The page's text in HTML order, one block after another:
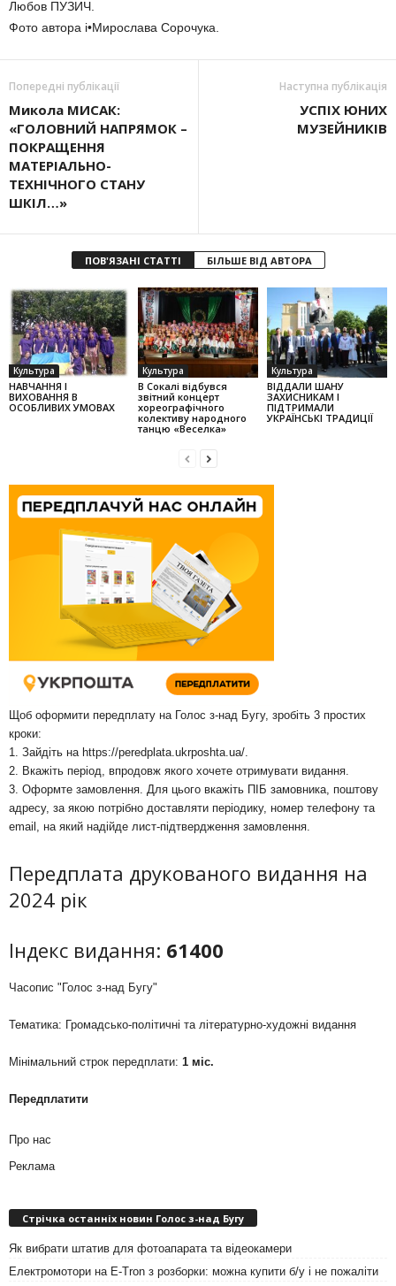
Любов ПУЗИЧ.
Фото автора і•Мирослава Сорочука.
Попередні публікації
Микола МИСАК:
«ГОЛОВНИЙ НАПРЯМОК –
ПОКРАЩЕННЯ
МАТЕРІАЛЬНО-
ТЕХНІЧНОГО СТАНУ
ШКІЛ…»
Наступна публікація
УСПІХ ЮНИХ
МУЗЕЙНИКІВ
ПОВ'ЯЗАНІ СТАТТІ БІЛЬШЕ ВІД АВТОРА
Культура
НАВЧАННЯ І
ВИХОВАННЯ В
ОСОБЛИВИХ УМОВАХ
Культура
В Сокалі відбувся
звітний концерт
хореографічного
колек­тиву народного
танцю «Веселка»
Культура
ВІДДАЛИ ШАНУ
ЗАХИСНИКАМ І
ПІДТРИМАЛИ
УКРАЇНСЬКІ ТРАДИЦІЇ
Щоб оформити передплату на Голос з-над Бугу, зробіть 3 простих
кроки:
1. Зайдіть на https://peredplata.ukrposhta.ua/.
2. Вкажіть період, впродовж якого хочете отримувати видання.
3. Оформте замовлення. Для цього вкажіть ПІБ замовника, поштову
адресу, за якою потрібно доставляти періодику, номер телефону та
email, на який надійде лист-підтвердження замовлення.
Передплата друкованого видання на
2024 рік
Індекс видання: 61400
Часопис "Голос з-над Бугу"
Тематика: Громадсько-політичні та літературно-художні видання
Мінімальний строк передплати: 1 міс.
Передплатити
Про нас
Реклама
Стрічка останніх новин Голос з-над Бугу
Як вибрати штатив для фотоапарата та відеокамери
Електромотори на E-Tron з розборки: можна купити б/у і не пожаліти